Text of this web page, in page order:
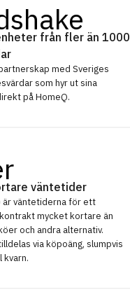
från fler än 1000
med Sveriges
som hyr ut sina
på HomeQ.
väntetider
är väntetiderna för ett
mycket kortare än
och andra alternativ.
via köpoäng, slumpvis